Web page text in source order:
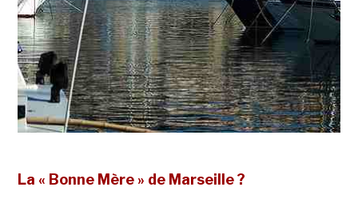
La « Bonne Mère » de Marseille ?